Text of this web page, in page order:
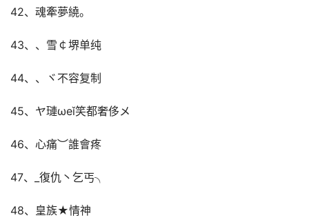
42、魂牽夢繞。
43、、雪￠堺单纯
44、、ヾ不容复制
45、ヤ璉ωеǐ笑都奢侈メ
46、心痛︶誰會疼
47、_復仇丶乞丐╮
48、皇族★情神